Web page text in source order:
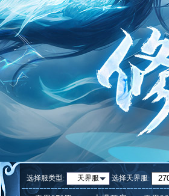
选择服类型: 天界服 选择天界服: